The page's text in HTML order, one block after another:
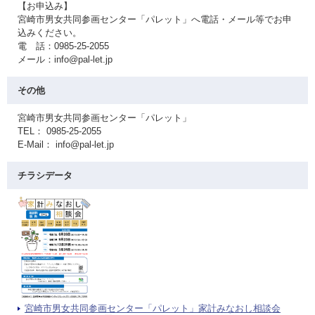
【お申込み】
宮崎市男女共同参画センター「パレット」へ電話・メール等でお申
込みください。
電 話：0985-25-2055
メール：info@pal-let.jp
その他
宮崎市男女共同参画センター「パレット」
TEL： 0985-25-2055
E-Mail： info@pal-let.jp
チラシデータ
宮崎市男女共同参画センター「パレット」家計みなおし相談会